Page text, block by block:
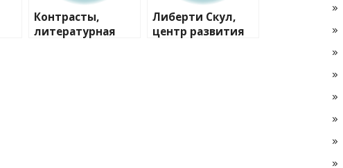
Контрасты,
литературная
Либерти Скул,
центр развития